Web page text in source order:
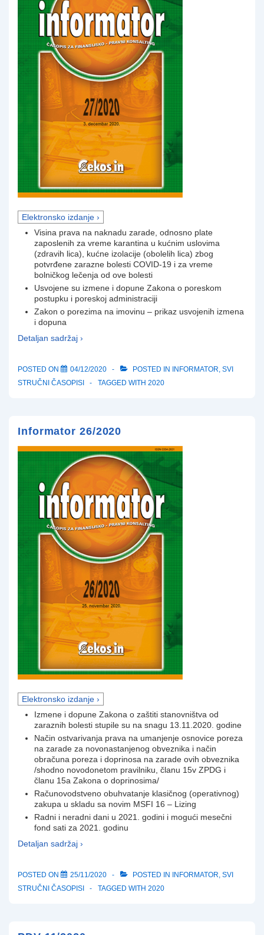
Elektronsko izdanje ›
Visina prava na naknadu zarade, odnosno plate
zaposlenih za vreme karantina u kućnim uslovima
(zdravih lica), kućne izolacije (obolelih lica) zbog
potvrđene zarazne bolesti COVID-19 i za vreme
bolničkog lečenja od ove bolesti
Usvojene su izmene i dopune Zakona o poreskom
postupku i poreskoj administraciji
Zakon o porezima na imovinu – prikaz usvojenih izmena
i dopuna
Detaljan sadržaj ›
POSTED ON 04/12/2020 POSTED IN INFORMATOR SVI
STRUČNI ČASOPISI
TAGGED WITH 2020
Informator 26/2020
Elektronsko izdanje ›
Izmene i dopune Zakona o zaštiti stanovništva od
zaraznih bolesti stupile su na snagu 13.11.2020. godine
Način ostvarivanja prava na umanjenje osnovice poreza
na zarade za novonastanjenog obveznika i način
obračuna poreza i doprinosa na zarade ovih obveznika
/shodno novodonetom pravilniku, članu 15v ZPDG i
članu 15a Zakona o doprinosima/
Računovodstveno obuhvatanje klasičnog (operativnog)
zakupa u skladu sa novim MSFI 16 – Lizing
Radni i neradni dani u 2021. godini i mogući mesečni
fond sati za 2021. godinu
Detaljan sadržaj ›
POSTED ON 25/11/2020 POSTED IN INFORMATOR SVI
STRUČNI ČASOPISI
TAGGED WITH 2020